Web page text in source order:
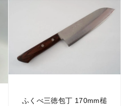
ふくべ三徳包丁 170mm槌